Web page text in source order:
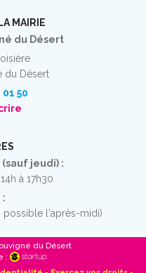
MAIRIE
du Désert
du Désert
50
jeudi) :
à 17h30
:
possible l'après-midi)
du Désert
: